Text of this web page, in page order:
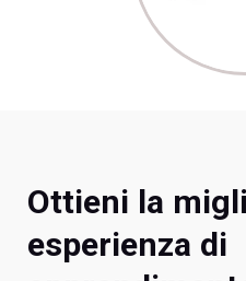
Ottieni la
esperienza di